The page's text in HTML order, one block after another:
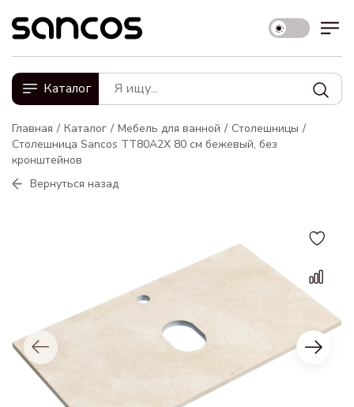
Каталог
Главная Каталог Мебель для ванной
Столешницы
Столешница Sancos TT80A2X 80 см бежевый, без
кронштейнов
Вернуться назад